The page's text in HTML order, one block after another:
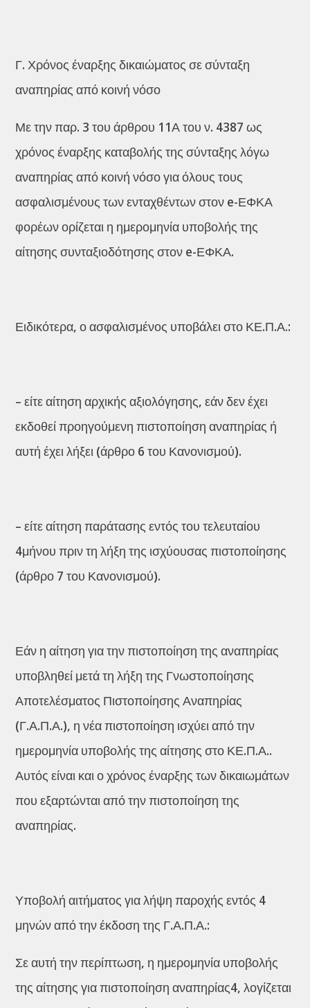
Γ. Χρόνος έναρξης δικαιώματος σε σύνταξη
αναπηρίας από κοινή νόσο
Με την παρ. 3 του άρθρου 11Α του ν. 4387 ως
χρόνος έναρξης καταβολής της σύνταξης λόγω
αναπηρίας από κοινή νόσο για όλους τους
ασφαλισμένους των ενταχθέντων στον e-ΕΦΚΑ
φορέων ορίζεται η ημερομηνία υποβολής της
αίτησης συνταξιοδότησης στον e-ΕΦΚΑ.
Ειδικότερα, ο ασφαλισμένος υποβάλει στο ΚΕ.Π.Α.:
– είτε αίτηση αρχικής αξιολόγησης, εάν δεν έχει
εκδοθεί προηγούμενη πιστοποίηση αναπηρίας ή
αυτή έχει λήξει (άρθρο 6 του Κανονισμού).
– είτε αίτηση παράτασης εντός του τελευταίου
4μήνου πριν τη λήξη της ισχύουσας πιστοποίησης
(άρθρο 7 του Κανονισμού).
Εάν η αίτηση για την πιστοποίηση της αναπηρίας
υποβληθεί μετά τη λήξη της Γνωστοποίησης
Αποτελέσματος Πιστοποίησης Αναπηρίας
(Γ.Α.Π.Α.), η νέα πιστοποίηση ισχύει από την
ημερομηνία υποβολής της αίτησης στο ΚΕ.Π.Α..
Αυτός είναι και ο χρόνος έναρξης των δικαιωμάτων
που εξαρτώνται από την πιστοποίηση της
αναπηρίας.
Υποβολή αιτήματος για λήψη παροχής εντός 4
μηνών από την έκδοση της Γ.Α.Π.Α.:
Σε αυτή την περίπτωση, η ημερομηνία υποβολής
της αίτησης για πιστοποίηση αναπηρίας4, λογίζεται